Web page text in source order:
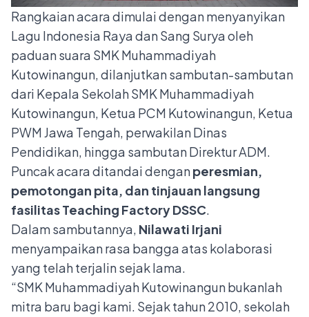
Rangkaian acara dimulai dengan menyanyikan
Lagu Indonesia Raya dan Sang Surya oleh
paduan suara SMK Muhammadiyah
Kutowinangun, dilanjutkan sambutan-sambutan
dari Kepala Sekolah SMK Muhammadiyah
Kutowinangun, Ketua PCM Kutowinangun, Ketua
PWM Jawa Tengah, perwakilan Dinas
Pendidikan, hingga sambutan Direktur ADM.
Puncak acara ditandai denganperesmian,
pemotongan pita, dan tinjauan langsung
fasilitas Teaching Factory DSSC.
Dalam sambutannya, Nilawati Irjani
menyampaikan rasa bangga atas kolaborasi
yang telah terjalin sejak lama.
“SMK Muhammadiyah Kutowinangun bukanlah
mitra baru bagi kami. Sejak tahun 2010, sekolah